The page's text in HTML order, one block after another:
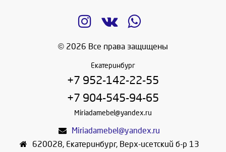
© 2026 Все права защищены
Екатеринбург
+7 952-142-22-55
+7 904-545-94-65
Miriadamebel@yandex.ru
Miriadamebel@yandex.ru
620028, Екатеринбург, Верх-исетский б-р 13